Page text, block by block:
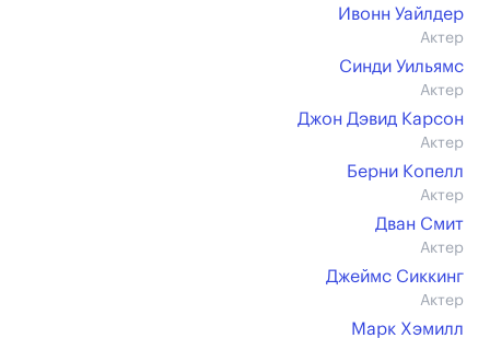
Ивонн Уайлдер
Актер
Синди Уильямс
Актер
Джон Дэвид Карсон
Актер
Берни Копелл
Актер
Дван Смит
Актер
Джеймс Сиккинг
Актер
Марк Хэмилл